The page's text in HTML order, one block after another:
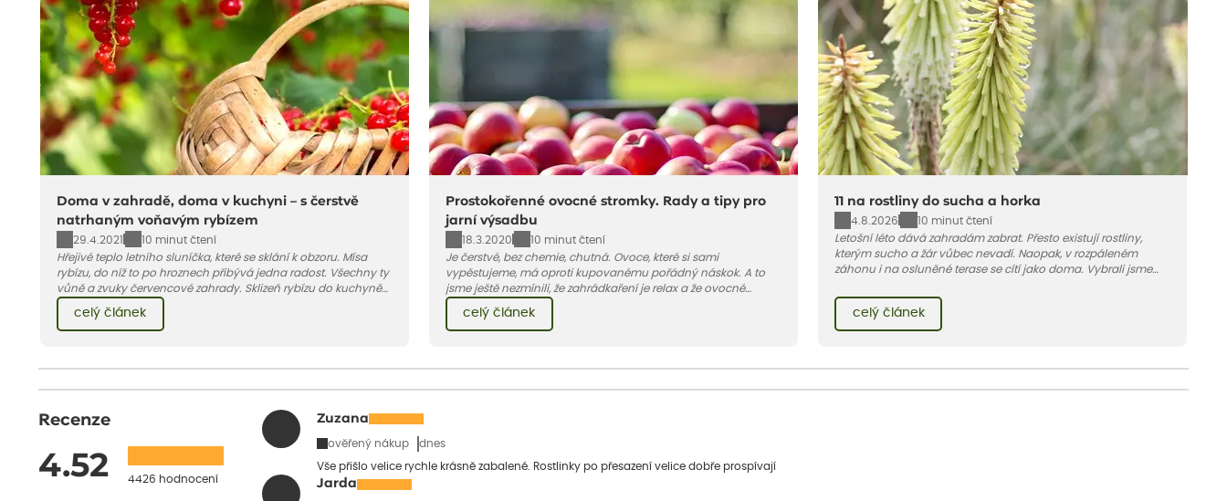
Doma v zahradě, doma v kuchyni – s čerstvě
natrhaným voňavým rybízem
29.4.2021
10 minut čtení
Hřejivé teplo letního sluníčka, které se sklání k obzoru. Mísa
rybízu, do níž to po hroznech přibývá jedna radost. Všechny ty
vůně a zvuky červencové zahrady. Sklizeň rybízu do kuchyně
vnese neuvěřitelný klid a radost. A taky trochu bezstarostnosti
dětství při mlsání babiččina drobenkového koláče s rybízem.
celý článek
Prostokořenné ovocné stromky. Rady a tipy pro
jarní výsadbu
18.3.2020
10 minut čtení
Je čerstvé, bez chemie, chutná. Ovoce, které si sami
vypěstujeme, má oproti kupovanému pořádný náskok. A to
jsme ještě nezmínili, že zahrádkaření je relax a že ovocné
stromy dělají naše zahrady krásnějšími.
celý článek
11 na rostliny do sucha a horka
4.8.2026
10 minut čtení
Letošní léto dává zahradám zabrat. Přesto existují rostliny,
kterým sucho a žár vůbec nevadí. Naopak, v rozpáleném
záhonu i na osluněné terase se cítí jako doma. Vybrali jsme
léto bez pravidelné zálivky. Pojďme se podívat, které to jsou.
celý článek
Recenze
4.52 4426 hodnocení
Zuzana
ověřený nákup dnes
Vše přišlo velice rychle krásně zabalené. Rostlinky po přesazení velice dobře prospívají
Jarda